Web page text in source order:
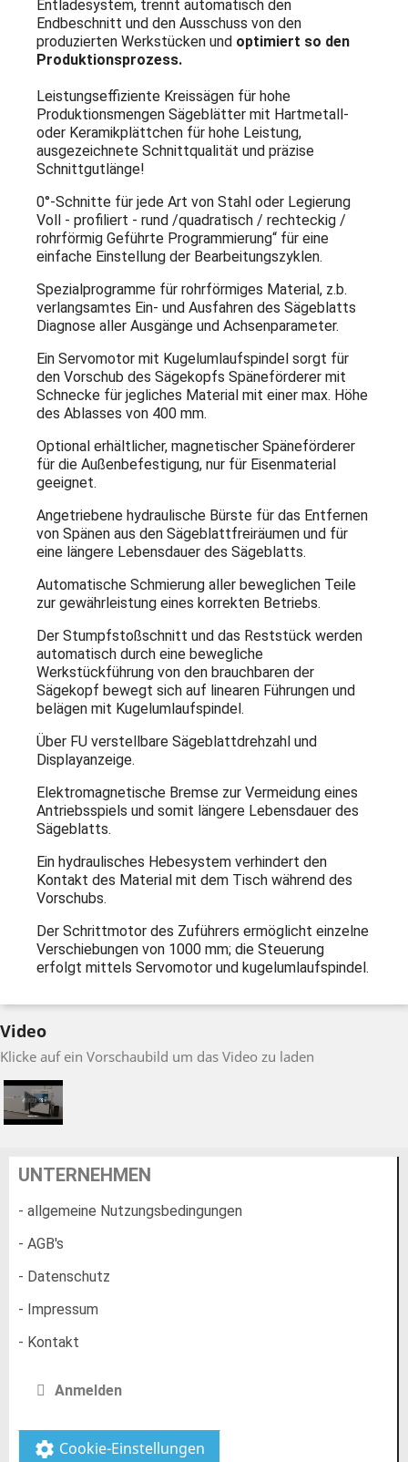
Entladesystem, trennt automatisch den
Endbeschnitt und den Ausschuss von den
produzierten Werkstücken und optimiert so den
Produktionsprozess.
Leistungseffiziente Kreissägen für hohe
Produktionsmengen Sägeblätter mit Hartmetall-
oder Keramikplättchen für hohe Leistung,
ausgezeichnete Schnittqualität und präzise
Schnittgutlänge!
0°-Schnitte für jede Art von Stahl oder Legierung
Voll - profiliert - rund /quadratisch / rechteckig /
rohrförmig Geführte Programmierung“ für eine
einfache Einstellung der Bearbeitungszyklen.
Spezialprogramme für rohrförmiges Material, z.b.
verlangsamtes Ein- und Ausfahren des Sägeblatts
Diagnose aller Ausgänge und Achsenparameter.
Ein Servomotor mit Kugelumlaufspindel sorgt für
den Vorschub des Sägekopfs Späneförderer mit
Schnecke für jegliches Material mit einer max. Höhe
des Ablasses von 400 mm.
Optional erhältlicher, magnetischer Späneförderer
für die Außenbefestigung, nur für Eisenmaterial
geeignet.
Angetriebene hydraulische Bürste für das Entfernen
von Spänen aus den Sägeblattfreiräumen und für
eine längere Lebensdauer des Sägeblatts.
Automatische Schmierung aller beweglichen Teile
zur gewährleistung eines korrekten Betriebs.
Der Stumpfstoßschnitt und das Reststück werden
automatisch durch eine bewegliche
Werkstückführung von den brauchbaren der
Sägekopf bewegt sich auf linearen Führungen und
belägen mit Kugelumlaufspindel.
Über FU verstellbare Sägeblattdrehzahl und
Displayanzeige.
Elektromagnetische Bremse zur Vermeidung eines
Antriebsspiels und somit längere Lebensdauer des
Sägeblatts.
Ein hydraulisches Hebesystem verhindert den
Kontakt des Material mit dem Tisch während des
Vorschubs.
Der Schrittmotor des Zuführers ermöglicht einzelne
Verschiebungen von 1000 mm; die Steuerung
erfolgt mittels Servomotor und kugelumlaufspindel.
Video
Klicke auf ein Vorschaubild um das Video zu laden
UNTERNEHMEN
- allgemeine Nutzungsbedingungen
- AGB's
- Datenschutz
- Impressum
- Kontakt
Anmelden
settings Cookie-Einstellungen